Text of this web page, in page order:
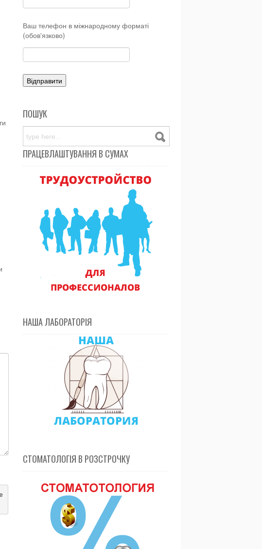
Ваш телефон в міжнародному форматі
(обов'язково)
ПОШУК
ПРАЦЕВЛАШТУВАННЯ В СУМАХ
НАША ЛАБОРАТОРІЯ
СТОМАТОЛОГІЯ В РОЗСТРОЧКУ